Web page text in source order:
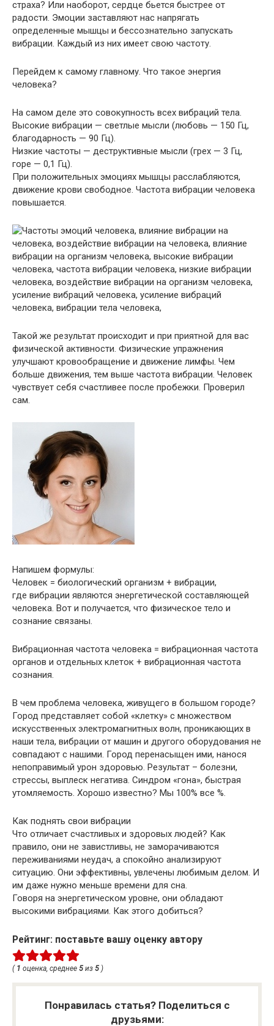
страха? Или наоборот, сердце бьется быстрее от
радости. Эмоции заставляют нас напрягать
определенные мышцы и бессознательно запускать
вибрации. Каждый из них имеет свою частоту.
Перейдем к самому главному. Что такое энергия
человека?
На самом деле это совокупность всех вибраций тела.
Высокие вибрации — светлые мысли (любовь — 150 Гц,
благодарность — 90 Гц).
Низкие частоты — деструктивные мысли (грех — 3 Гц,
горе — 0,1 Гц).
При положительных эмоциях мышцы расслабляются,
движение крови свободное. Частота вибрации человека
повышается.
Такой же результат происходит и при приятной для вас
физической активности. Физические упражнения
улучшают кровообращение и движение лимфы. Чем
больше движения, тем выше частота вибрации. Человек
чувствует себя счастливее после пробежки. Проверил
сам.
Напишем формулы:
Человек = биологический организм + вибрации,
где вибрации являются энергетической составляющей
человека. Вот и получается, что физическое тело и
сознание связаны.
Вибрационная частота человека = вибрационная частота
органов и отдельных клеток + вибрационная частота
сознания.
В чем проблема человека, живущего в большом городе?
Город представляет собой «клетку» с множеством
искусственных электромагнитных волн, проникающих в
наши тела, вибрации от машин и другого оборудования не
совпадают с нашими. Город перенасыщен ими, нанося
непоправимый урон здоровью. Результат – болезни,
стрессы, выплеск негатива. Синдром «гона», быстрая
утомляемость. Хорошо известно? Мы 100% все %.
Как поднять свои вибрации
Что отличает счастливых и здоровых людей? Как
правило, они не завистливы, не заморачиваются
переживаниями неудач, а спокойно анализируют
ситуацию. Они эффективны, увлечены любимым делом. И
им даже нужно меньше времени для сна.
Говоря на энергетическом уровне, они обладают
высокими вибрациями. Как этого добиться?
Рейтинг: поставьте вашу оценку автору
( 1 оценка, среднее 5 из 5 )
Понравилась статья? Поделиться с
друзьями: